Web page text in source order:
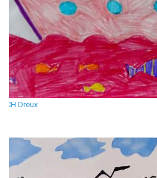
CH Dreux